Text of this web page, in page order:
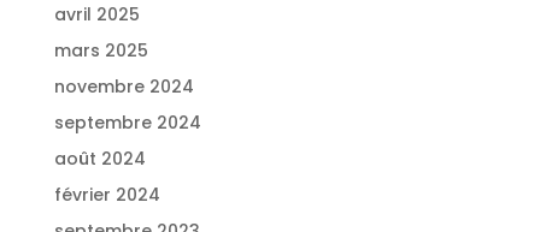
avril 2025
mars 2025
novembre 2024
septembre 2024
août 2024
février 2024